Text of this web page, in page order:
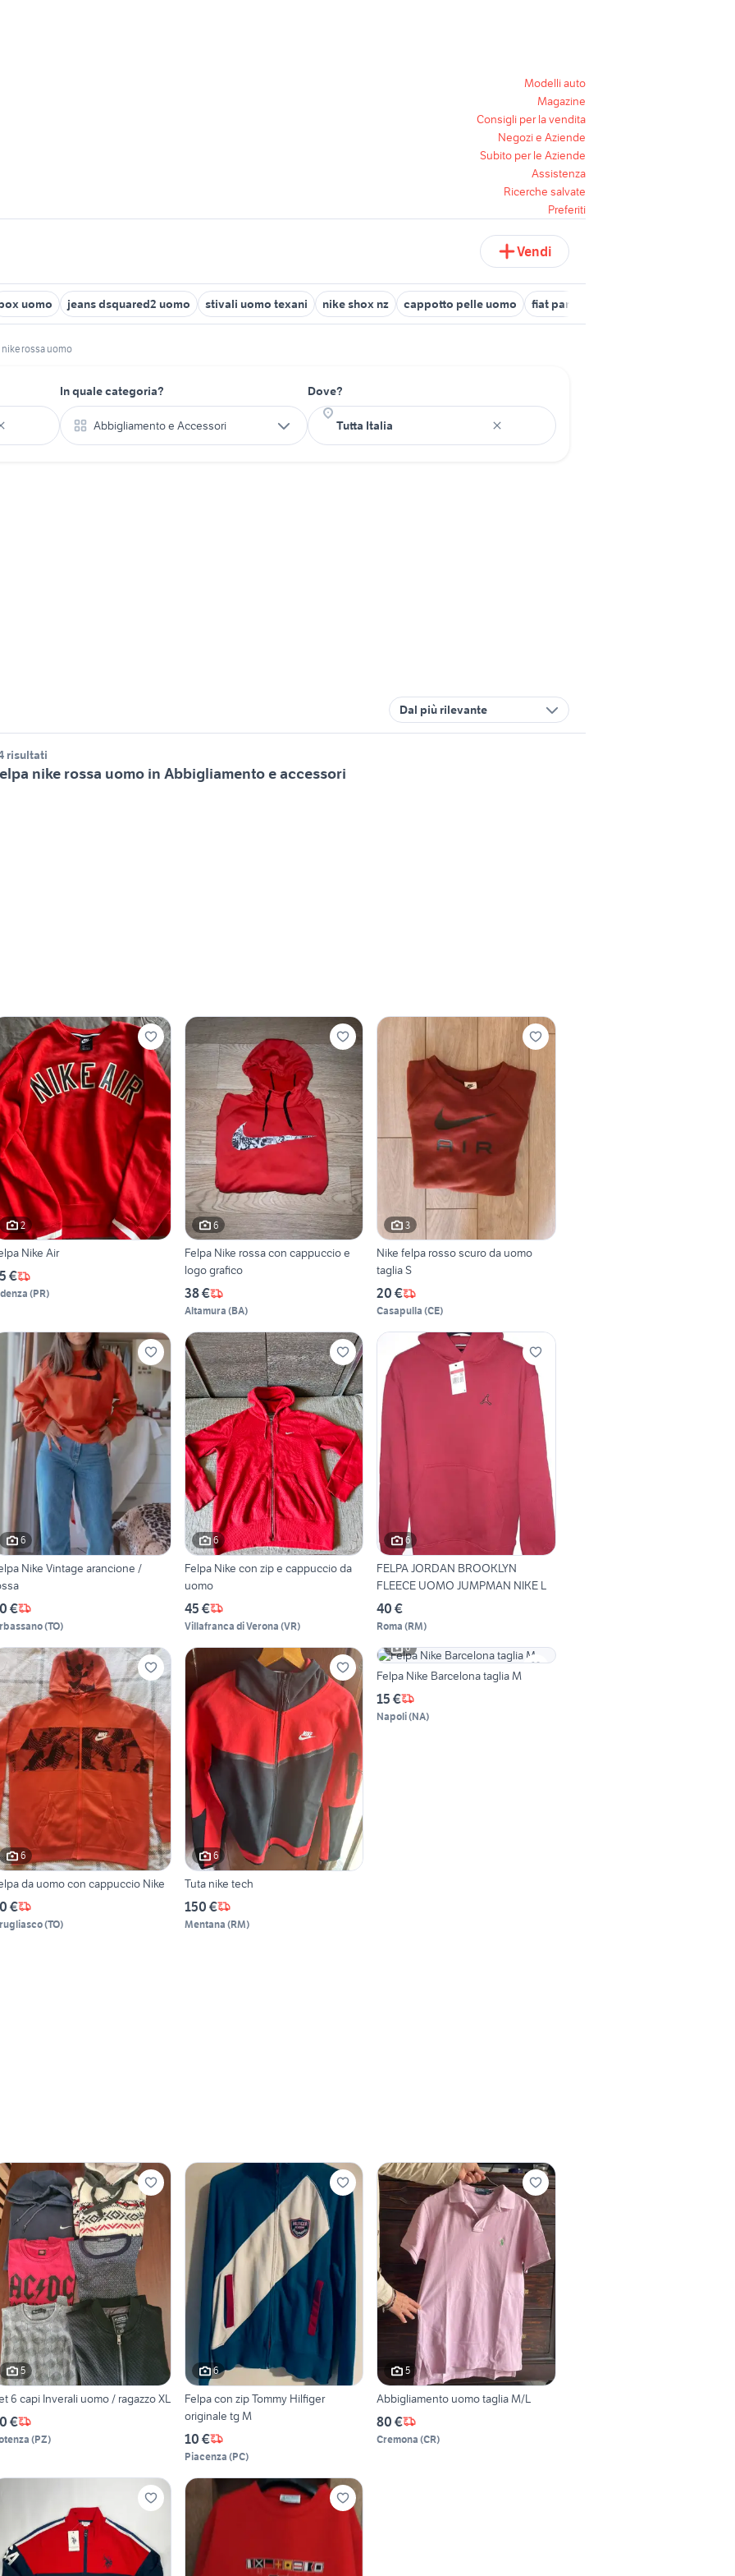
Modelli auto
Magazine
Consigli per la vendita
Negozi e Aziende
Subito per le Aziende
Assistenza
Ricerche salvate
Preferiti
Vendi
uomo jeans dsquared2 uomo stivali uomo texani nike shox nz cappotto pelle uomo fiat panda rossa
nike rossa uomo
In quale categoria?
Abbigliamento e Accessori
Dove?
Dal più rilevante
risultati
nike rossa uomo in Abbigliamento e accessori
2
Nike Air
€
(PR)
6
Felpa Nike rossa con cappuccio e
logo grafico
38 €
Altamura (BA)
3
Nike felpa rosso scuro da uomo
taglia S
20 €
Casapulla (CE)
6
Nike Vintage arancione /
€
(TO)
6
Felpa Nike con zip e cappuccio da
uomo
45 €
Villafranca di Verona (VR)
6
FELPA JORDAN BROOKLYN
FLEECE UOMO JUMPMAN NIKE L
40 €
Roma (RM)
6
da uomo con cappuccio Nike
€
(TO)
6
Tuta nike tech
150 €
Mentana (RM)
6
Felpa Nike Barcelona taglia M
15 €
Napoli(NA)
5
6 capi Inverali uomo / ragazzo XL
€
(PZ)
6
Felpa con zip Tommy Hilfiger
originale tg M
10 €
Piacenza (PC)
5
Abbigliamento uomo taglia M/L
80 €
Cremona (CR)